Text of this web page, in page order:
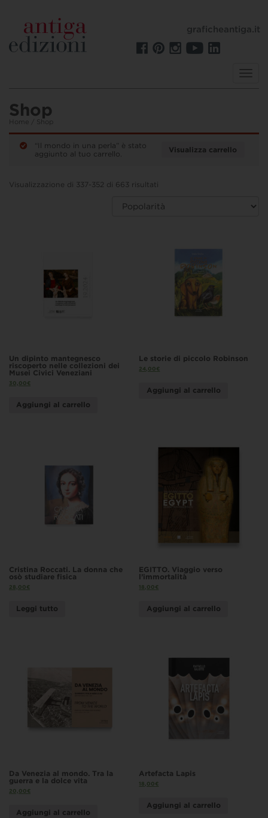
graficheantiga.it
Shop
Home / Shop
Visualizza carrello
“Il mondo in una perla” è stato
aggiunto al tuo carrello.
Visualizzazione di 337-352 di 663 risultati
Un dipinto mantegnesco
riscoperto nelle collezioni dei
Musei Civici Veneziani
30,00€
Aggiungi al carrello
Le storie di piccolo Robinson
24,00€
Aggiungi al carrello
Cristina Roccati. La donna che
osò studiare fisica
28,00€
Leggi tutto
EGITTO. Viaggio verso
l’immortalità
18,00€
Aggiungi al carrello
Da Venezia al mondo. Tra la
guerra e la dolce vita
20,00€
Aggiungi al carrello
Artefacta Lapis
18,00€
Aggiungi al carrello